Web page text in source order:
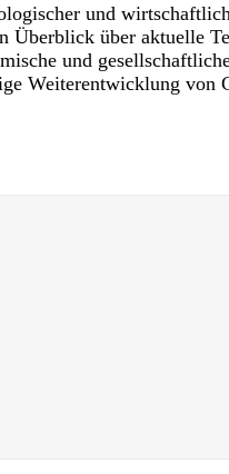
und
über aktuelle
und
Weiterentwicklung